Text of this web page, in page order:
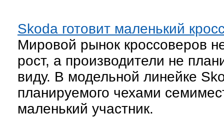
Skoda готовит маленький
Мировой рынок кроссоверов
рост, а производители не
виду. В модельной линейке
планируемого чехами
маленький участник.